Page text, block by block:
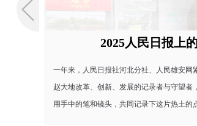
2025人民日报上的雄安
报社河北分社、人民雄安网紧跟时代步伐，作为燕
新、发展的记录者与守望者，我们用心用情用力，
头，共同记录下这片热土的点滴变化和生动故事。